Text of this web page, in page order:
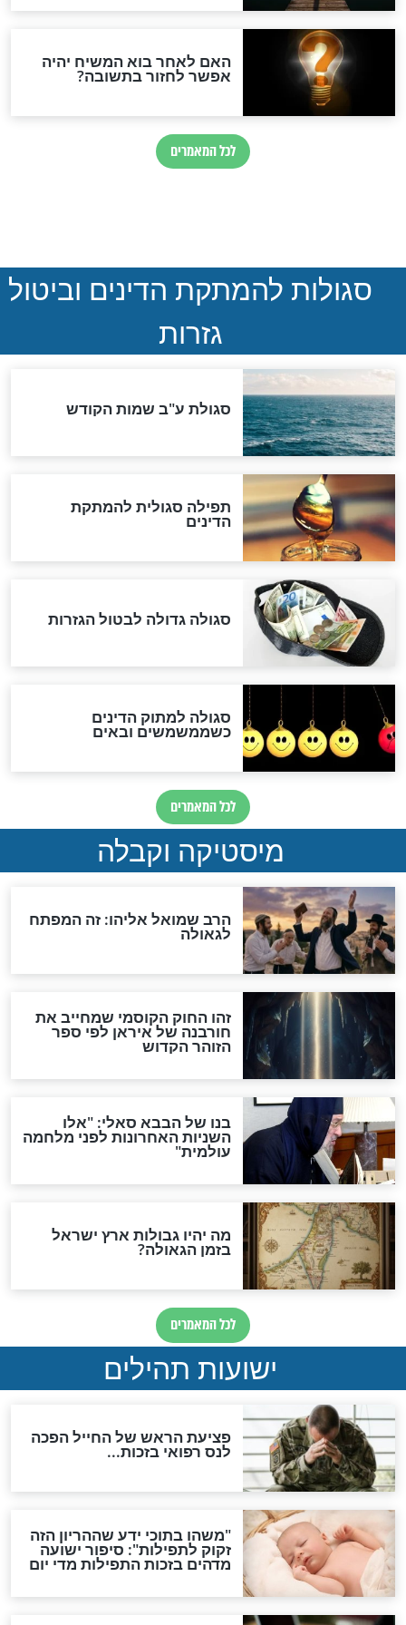
ההסכם החשאי של טראמפ
ואיראן: בלי שקיפות ועם הרבה
"מודה לקב"ה על כל השנים"
לכל המאמרים
אחרית הימים
האם אפשר לחשב את הקץ?
מה יהיה בימות המשיח?
"לפני הגאולה תהיה אפיקורסות
והכחשה גדולה מאוד של
האמונה"
האם לאחר בוא המשיח יהיה
אפשר לחזור בתשובה?
לכל המאמרים
להמתקת הדינים וביטול
גזרות
סגולת ע"ב שמות הקודש
תפילה סגולית להמתקת
הדינים